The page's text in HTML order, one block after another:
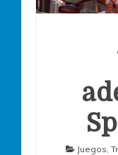
Juegos